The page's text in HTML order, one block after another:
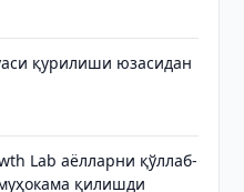
қурилиши юзасидан
Lab аёлларни қўллаб-
қилишди